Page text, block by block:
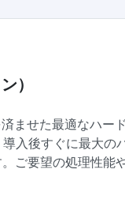
）
ませた最適なハー
入後すぐに最大の
ご要望の処理性能